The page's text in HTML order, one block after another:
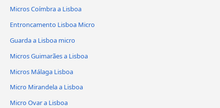
Micros Coímbra a Lisboa
Entroncamento Lisboa Micro
Guarda a Lisboa micro
Micros Guimarães a Lisboa
Micros Málaga Lisboa
Micro Mirandela a Lisboa
Micro Ovar a Lisboa